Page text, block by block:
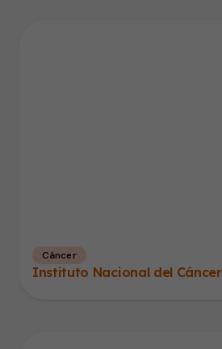
Cáncer
Instituto Nacional del Cáncer